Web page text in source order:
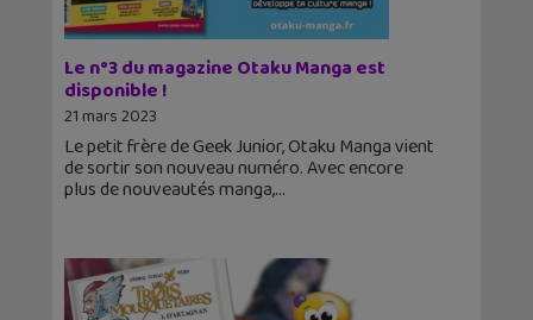
Le n°3 du magazine Otaku Manga est
disponible !
21 mars 2023
Le petit frère de Geek Junior, Otaku Manga vient
de sortir son nouveau numéro. Avec encore
plus de nouveautés manga,